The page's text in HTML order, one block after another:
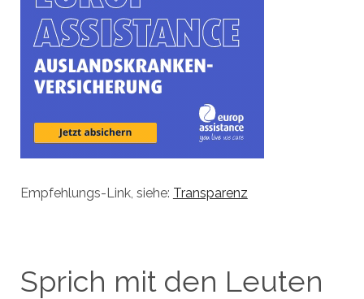
Empfehlungs-Link, siehe: Transparenz
Sprich mit den Leuten